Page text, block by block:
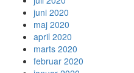
juni 2020
maj 2020
april 2020
marts 2020
februar 2020